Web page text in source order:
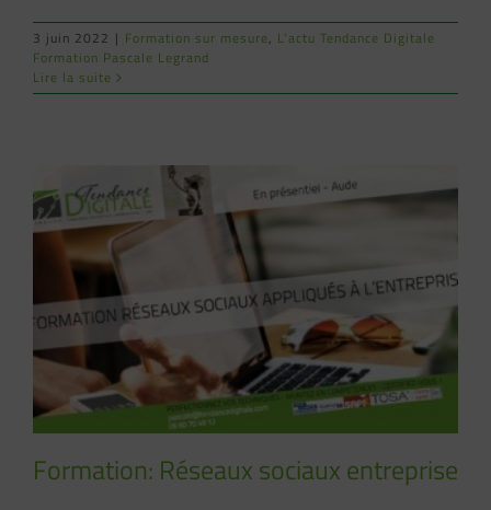
3 juin 2022 | Formation sur mesure, L'actu Tendance Digitale
Formation Pascale Legrand
Lire la suite
Formation: Réseaux sociaux entreprise